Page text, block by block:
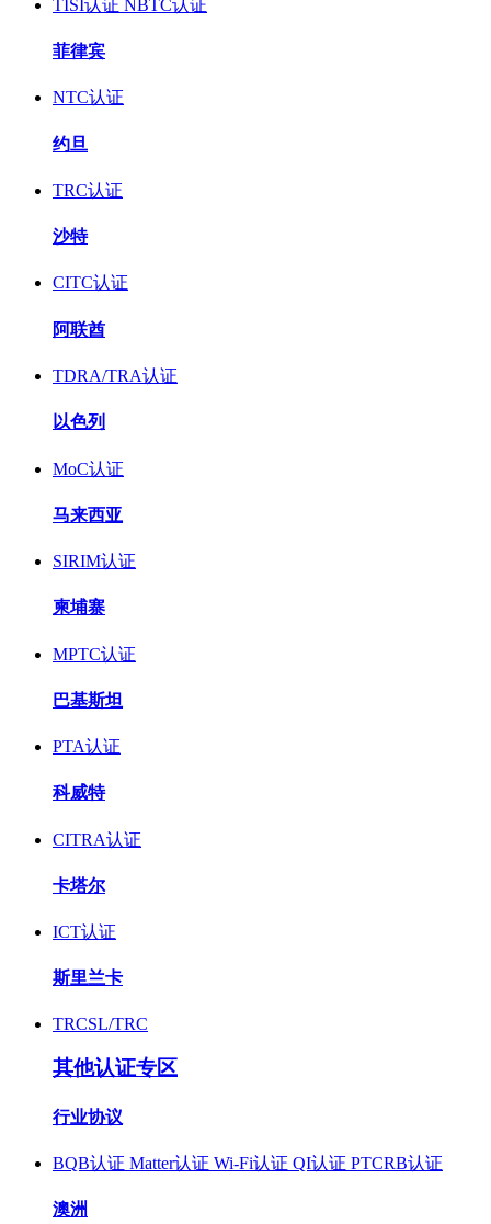
TISI认证 NBTC认证
菲律宾
NTC认证
约旦
TRC认证
沙特
CITC认证
阿联酋
TDRA/TRA认证
以色列
MoC认证
马来西亚
SIRIM认证
柬埔寨
MPTC认证
巴基斯坦
PTA认证
科威特
CITRA认证
卡塔尔
ICT认证
斯里兰卡
TRCSL/TRC
其他认证专区
行业协议
BQB认证 Matter认证 Wi-Fi认证 QI认证 PTCRB认证
澳洲